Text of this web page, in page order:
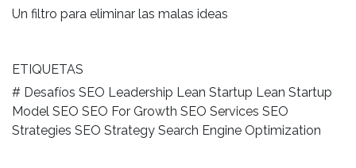
Un filtro para eliminar las malas ideas
ETIQUETAS
# Desafíos SEO Leadership Lean Startup Lean Startup
Model SEO SEO For Growth SEO Services SEO
Strategies SEO Strategy Search Engine Optimization